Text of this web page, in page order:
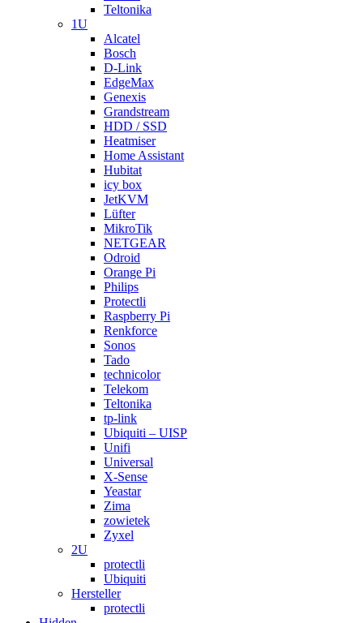
Teltonika
1U
Alcatel
Bosch
D-Link
EdgeMax
Genexis
Grandstream
HDD / SSD
Heatmiser
Home Assistant
Hubitat
icy box
JetKVM
Lüfter
MikroTik
NETGEAR
Odroid
Orange Pi
Philips
Protectli
Raspberry Pi
Renkforce
Sonos
Tado
technicolor
Telekom
Teltonika
tp-link
Ubiquiti – UISP
Unifi
Universal
X-Sense
Yeastar
Zima
zowietek
Zyxel
2U
protectli
Ubiquiti
Hersteller
protectli